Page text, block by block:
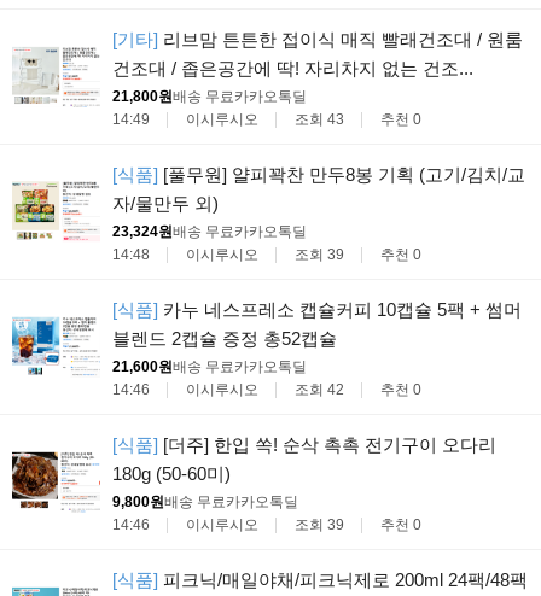
[기타] 리브맘 튼튼한 접이식 매직 빨래건조대 / 원룸
건조대 / 좁은공간에 딱! 자리차지 없는 건조...
21,800원배송 무료 카카오톡딜
14:49
이시루시오 조회 43 추천 0
[식품] [풀무원] 얄피꽉찬 만두8봉 기획 (고기/김치/교
자/물만두 외)
23,324원배송 무료 카카오톡딜
14:48
이시루시오 조회 39 추천 0
[식품] 카누 네스프레소 캡슐커피 10캡슐 5팩 + 썸머
블렌드 2캡슐 증정 총52캡슐
21,600원배송 무료 카카오톡딜
14:46
이시루시오 조회 42 추천 0
[식품] [더주] 한입 쏙! 순삭 촉촉 전기구이 오다리
180g (50-60미)
9,800원배송 무료 카카오톡딜
14:46
이시루시오 조회 39 추천 0
[식품] 피크닉/매일야채/피크닉제로 200ml 24팩/48팩